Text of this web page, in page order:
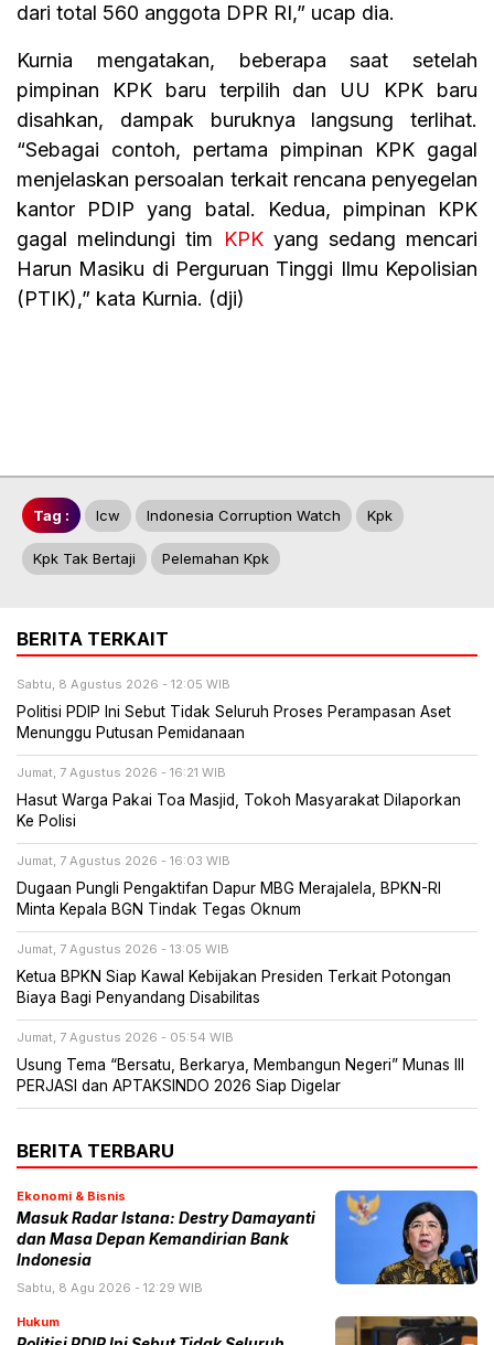
dari total 560 anggota DPR RI,” ucap dia.
Kurnia mengatakan, beberapa saat setelah
pimpinan KPK baru terpilih dan UU KPK baru
disahkan, dampak buruknya langsung terlihat.
“Sebagai contoh, pertama pimpinan KPK gagal
menjelaskan persoalan terkait rencana penyegelan
kantor PDIP yang batal. Kedua, pimpinan KPK
gagal melindungi tim
KPKyang sedang mencari
Harun Masiku di Perguruan Tinggi Ilmu Kepolisian
(PTIK),” kata Kurnia. (dji)
Tag : Icw Indonesia Corruption Watch Kpk
Kpk Tak Bertaji Pelemahan Kpk
BERITA TERKAIT
Sabtu, 8 Agustus 2026 - 12:05 WIB
Politisi PDIP Ini Sebut Tidak Seluruh Proses Perampasan Aset
Menunggu Putusan Pemidanaan
Jumat, 7 Agustus 2026 - 16:21 WIB
Hasut Warga Pakai Toa Masjid, Tokoh Masyarakat Dilaporkan
Ke Polisi
Jumat, 7 Agustus 2026 - 16:03 WIB
Dugaan Pungli Pengaktifan Dapur MBG Merajalela, BPKN-RI
Minta Kepala BGN Tindak Tegas Oknum
Jumat, 7 Agustus 2026 - 13:05 WIB
Ketua BPKN Siap Kawal Kebijakan Presiden Terkait Potongan
Biaya Bagi Penyandang Disabilitas
Jumat, 7 Agustus 2026 - 05:54 WIB
Usung Tema “Bersatu, Berkarya, Membangun Negeri” Munas III
PERJASI dan APTAKSINDO 2026 Siap Digelar
BERITA TERBARU
Ekonomi & Bisnis
Masuk Radar Istana: Destry Damayanti
dan Masa Depan Kemandirian Bank
Indonesia
Sabtu, 8 Agu 2026 - 12:29 WIB
Hukum